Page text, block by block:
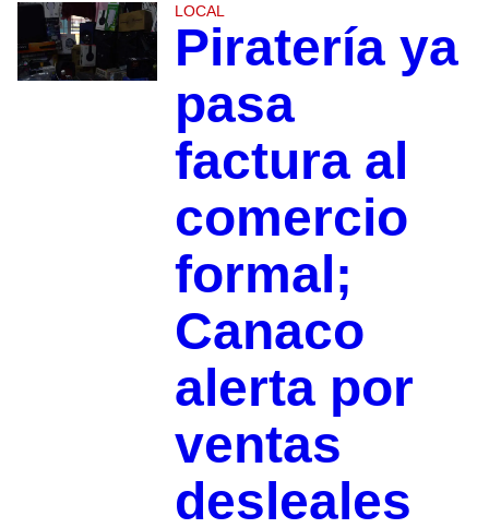
LOCAL
Piratería ya
pasa
factura al
comercio
formal;
Canaco
alerta por
ventas
desleales